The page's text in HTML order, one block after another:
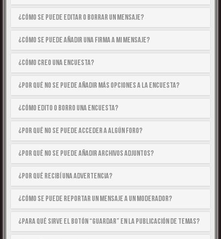
¿Cómo se puede editar o borrar un mensaje?
¿Cómo se puede añadir una firma a mi mensaje?
¿Cómo creo una encuesta?
¿Por qué no se puede añadir más opciones a la encuesta?
¿Cómo edito o borro una encuesta?
¿Por qué no se puede acceder a algún foro?
¿Por qué no se puede añadir archivos adjuntos?
¿Por qué recibí una advertencia?
¿Cómo se puede reportar un mensaje a un moderador?
¿Para qué sirve el botón “Guardar” en la publicación de temas?